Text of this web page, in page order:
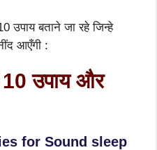
बताने जा रहे जिन्हे
आएँगी :
10उपाय और
for Sound sleep